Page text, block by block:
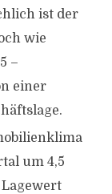
ist der
wie
–
einer
um 4,5